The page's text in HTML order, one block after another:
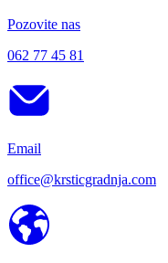
Pozovite nas
062 77 45 81
Email
office@krsticgradnja.com